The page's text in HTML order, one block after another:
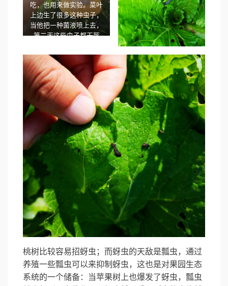
吃，也用来做实验。菜叶
上边生了很多这种虫子，
当他把一种菌液喷上去，
第二天这些虫子都干死
桃树比较容易招蚜虫；而蚜虫的天敌是瓢虫，通过
养殖一些瓢虫可以来抑制蚜虫，这也是对果园生态
系统的一个储备：当苹果树上也爆发了蚜虫，瓢虫